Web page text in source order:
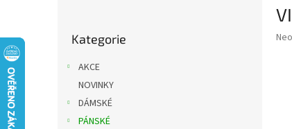
kategorie
Kategorie
AKCE
NOVINKY
DÁMSKÉ
PÁNSKÉ